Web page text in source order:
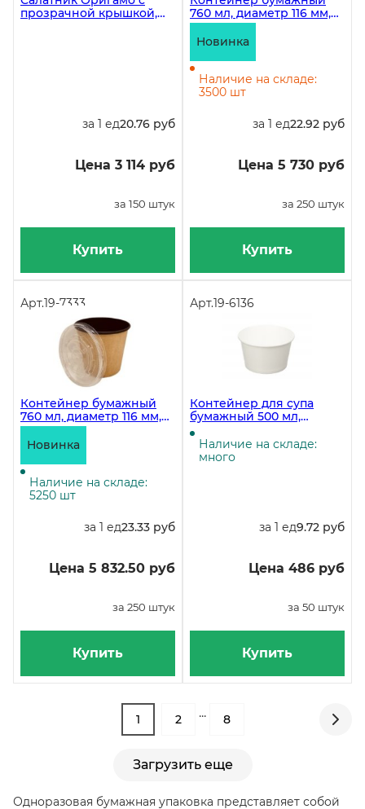
прозрачной крышкой,
за 1 ед20.76 руб
Цена 3 114 руб
за 150 штук
Купить
760 мл, диаметр 116 мм,
высота 110 мм, с
пластиковой крышкой,
Новинка
Наличие на складе:
3500 шт
за 1 ед22.92 руб
Цена 5 730 руб
за 250 штук
Купить
Арт.19-7333
Контейнер бумажный
760 мл, диаметр 116 мм,
высота 110 мм, с
пластиковой крышкой,
Новинка
Наличие на складе:
5250 шт
за 1 ед23.33 руб
Цена 5 832.50 руб
за 250 штук
Купить
Арт.19-6136
Контейнер для супа
бумажный 500 мл,
белый, в упаковке 50
штук, в коробке 250 штук
Наличие на складе:
много
за 1 ед9.72 руб
Цена 486 руб
за 50 штук
Купить
1 2 ... 8
Загрузить еще
Одноразовая бумажная упаковка представляет собой